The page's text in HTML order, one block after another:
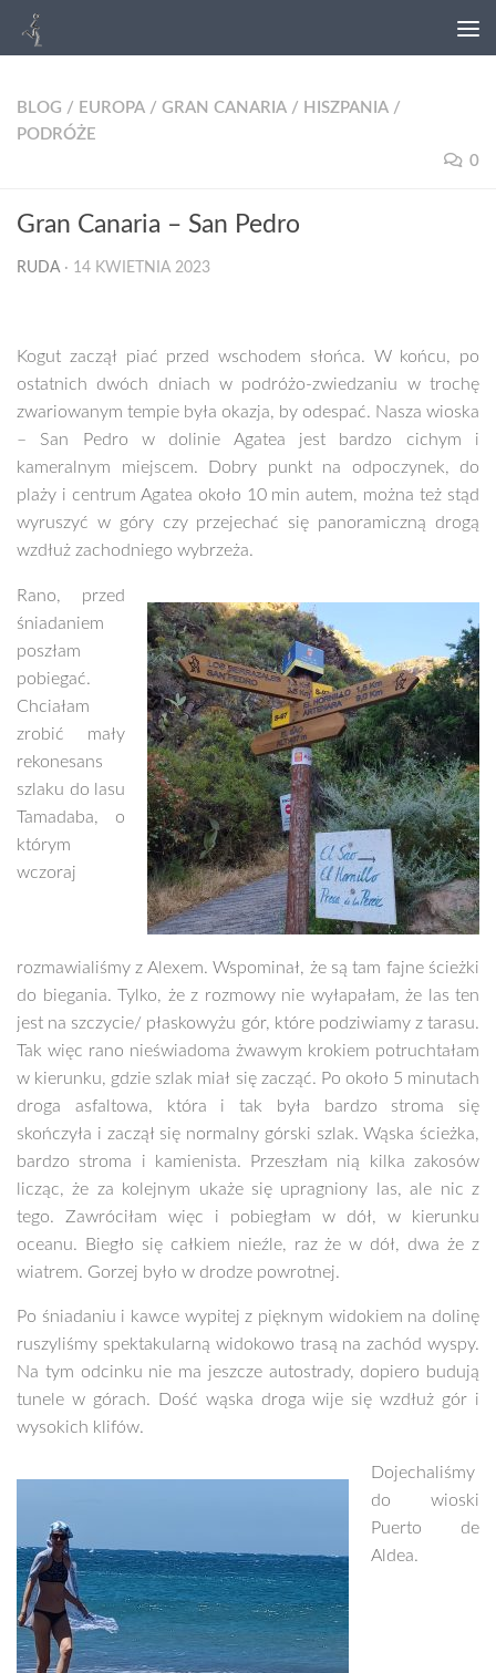
BLOG / EUROPA / GRAN CANARIA / HISZPANIA /
PODRÓŻE
0
Gran Canaria – San Pedro
RUDA · 14 KWIETNIA 2023
Kogut zaczął piać przed wschodem słońca. W końcu, po
ostatnich dwóch dniach w podróżo-zwiedzaniu w trochę
zwariowanym tempie była okazja, by odespać. Nasza wioska
– San Pedro w dolinie Agatea jest bardzo cichym i
kameralnym miejscem. Dobry punkt na odpoczynek, do
plaży i centrum Agatea około 10 min autem, można też stąd
wyruszyć w góry czy przejechać się panoramiczną drogą
wzdłuż zachodniego wybrzeża.
Rano, przed
śniadaniem
poszłam
pobiegać.
Chciałam
zrobić mały
rekonesans
szlaku do lasu
Tamadaba, o
którym
wczoraj
rozmawialiśmy z Alexem. Wspominał, że są tam fajne ścieżki
do biegania. Tylko, że z rozmowy nie wyłapałam, że las ten
jest na szczycie/ płaskowyżu gór, które podziwiamy z tarasu.
Tak więc rano nieświadoma żwawym krokiem potruchtałam
w kierunku, gdzie szlak miał się zacząć. Po około 5 minutach
droga asfaltowa, która i tak była bardzo stroma się
skończyła i zaczął się normalny górski szlak. Wąska ścieżka,
bardzo stroma i kamienista. Przeszłam nią kilka zakosów
licząc, że za kolejnym ukaże się upragniony las, ale nic z
tego. Zawróciłam więc i pobiegłam w dół, w kierunku
oceanu. Biegło się całkiem nieźle, raz że w dół, dwa że z
wiatrem. Gorzej było w drodze powrotnej.
Po śniadaniu i kawce wypitej z pięknym widokiem na dolinę
ruszyliśmy spektakularną widokowo trasą na zachód wyspy.
Na tym odcinku nie ma jeszcze autostrady, dopiero budują
tunele w górach. Dość wąska droga wije się wzdłuż gór i
wysokich klifów.
Dojechaliśmy
do wioski
Puerto de
Aldea.